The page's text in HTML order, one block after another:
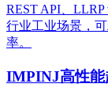
REST API、
行业工业场景，
率。
IMPINJ高性能